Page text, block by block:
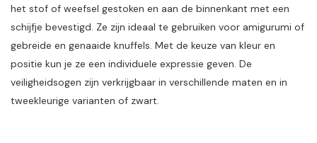
het stof of weefsel gestoken en aan de binnenkant met een
schijfje bevestigd. Ze zijn ideaal te gebruiken voor amigurumi of
gebreide en genaaide knuffels. Met de keuze van kleur en
positie kun je ze een individuele expressie geven. De
veiligheidsogen zijn verkrijgbaar in verschillende maten en in
tweekleurige varianten of zwart.